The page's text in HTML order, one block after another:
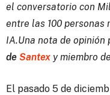
el conversatorio con
entre las 100 personas
IA.Una nota de opinión
de Santex y miembro
El pasado 5 de